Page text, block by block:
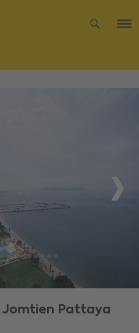
Jomtien Pattaya